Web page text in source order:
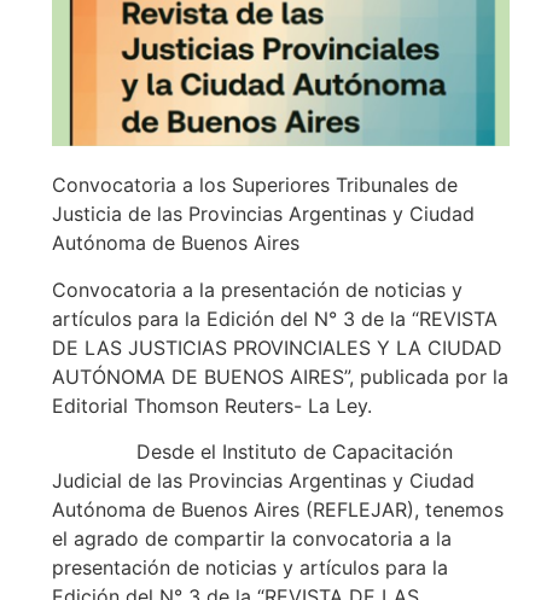
Convocatoria a los Superiores Tribunales de
Justicia de las Provincias Argentinas y Ciudad
Autónoma de Buenos Aires
Convocatoria a la presentación de noticias y
artículos para la Edición del N° 3 de la “REVISTA
DE LAS JUSTICIAS PROVINCIALES Y LA CIUDAD
AUTÓNOMA DE BUENOS AIRES”, publicada por la
Editorial Thomson Reuters- La Ley.
Desde el Instituto de Capacitación
Judicial de las Provincias Argentinas y Ciudad
Autónoma de Buenos Aires (REFLEJAR), tenemos
el agrado de compartir la convocatoria a la
presentación de noticias y artículos para la